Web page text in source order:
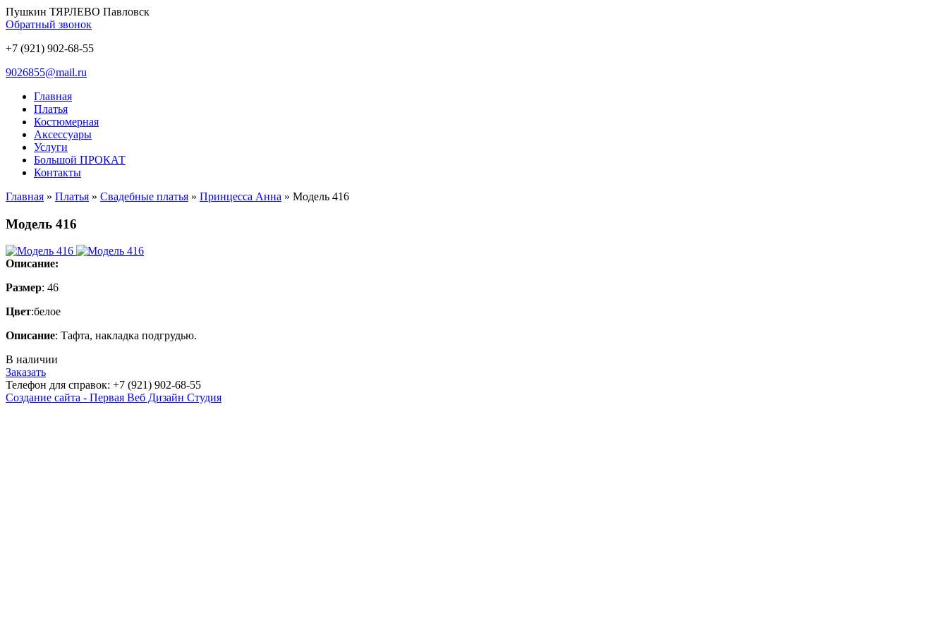
Пушкин ТЯРЛЕВО Павловск
Обратный звонок
+7 (921) 902-68-55
9026855@mail.ru
Главная
Платья
Костюмерная
Аксессуары
Услуги
Большой ПРОКАТ
Контакты
Главная » Платья » Свадебные платья » Принцесса Анна » Модель 416
Модель 416
Описание:
Размер: 46
Цвет:белое
Описание: Тафта, накладка подгрудью.
В наличии
Заказать
Телефон для справок: +7 (921) 902-68-55
Создание сайта - Первая Веб Дизайн Студия